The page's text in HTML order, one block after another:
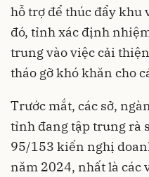
hỗ trợ để thúc đẩy
đó, tỉnh xác định
trung vào việc cải
tháo gỡ khó khăn cho
Trước mắt, các sở,
tỉnh đang tập trung rà
95/153 kiến nghị
năm 2024, nhất là các